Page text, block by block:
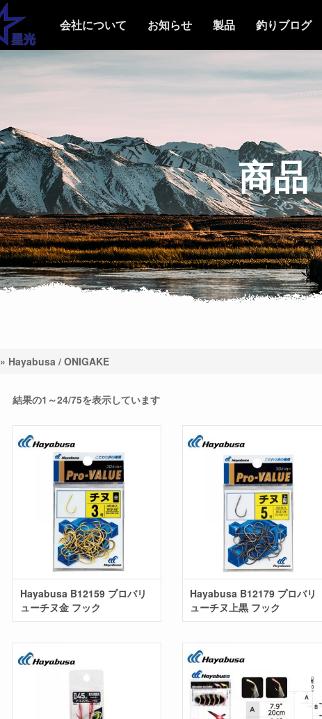
会社について お知らせ 製品 釣りブログ
商品
» Hayabusa / ONIGAKE
結果の1～24/75を表示しています
Hayabusa B12159 プロバリ
ューチヌ金 フック
Hayabusa B12179 プロバリ
ューチヌ上黒 フック